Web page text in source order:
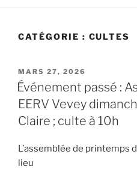
CATÉGORIE : CULTES
PUBLIÉ
LE
MARS 27, 2026
Événement passé :
EERV Vevey
Claire ; culte à 10h
L’assemblée de printemps
lieu